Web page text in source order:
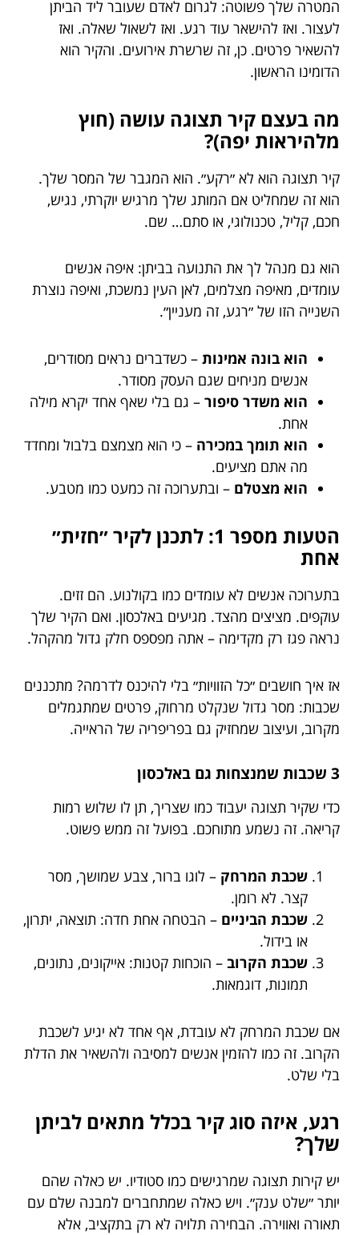
המטרה שלך פשוטה: לגרום לאדם שעובר ליד הביתן
לעצור. ואז להישאר עוד רגע. ואז לשאול שאלה. ואז
להשאיר פרטים. כן, זה שרשרת אירועים. והקיר הוא
הדומינו הראשון.
מה בעצם קיר תצוגה עושה (חוץ
מלהיראות יפה)?
קיר תצוגה הוא לא ״רקע״. הוא המגבר של המסר שלך.
הוא זה שמחליט אם המותג שלך מרגיש יוקרתי, נגיש,
חכם, קליל, טכנולוגי, או סתם… שם.
הוא גם מנהל לך את התנועה בביתן: איפה אנשים
עומדים, מאיפה מצלמים, לאן העין נמשכת, ואיפה נוצרת
השנייה הזו של ״רגע, זה מעניין״.
הוא בונה אמינות – כשדברים נראים מסודרים,
אנשים מניחים שגם העסק מסודר.
הוא משדר סיפור – גם בלי שאף אחד יקרא מילה
אחת.
הוא תומך במכירה – כי הוא מצמצם בלבול ומחדד
מה אתם מציעים.
הוא מצטלם – ובתערוכה זה כמעט כמו מטבע.
הטעות מספר 1: לתכנן לקיר ״חזית״
אחת
בתערוכה אנשים לא עומדים כמו בקולנוע. הם זזים.
עוקפים. מציצים מהצד. מגיעים באלכסון. ואם הקיר שלך
נראה פגז רק מקדימה – אתה מפספס חלק גדול מהקהל.
אז איך חושבים ״כל הזוויות״ בלי להיכנס לדרמה? מתכננים
שכבות: מסר גדול שנקלט מרחוק, פרטים שמתגמלים
מקרוב, ועיצוב שמחזיק גם בפריפריה של הראייה.
3 שכבות שמנצחות גם באלכסון
כדי שקיר תצוגה יעבוד כמו שצריך, תן לו שלוש רמות
קריאה. זה נשמע מתוחכם. בפועל זה ממש פשוט.
שכבת המרחק – לוגו ברור, צבע שמושך, מסר
קצר. לא רומן.
שכבת הביניים – הבטחה אחת חדה: תוצאה, יתרון,
או בידול.
שכבת הקרוב – הוכחות קטנות: אייקונים, נתונים,
תמונות, דוגמאות.
אם שכבת המרחק לא עובדת, אף אחד לא יגיע לשכבת
הקרוב. זה כמו להזמין אנשים למסיבה ולהשאיר את הדלת
בלי שלט.
רגע, איזה סוג קיר בכלל מתאים לביתן
שלך?
יש קירות תצוגה שמרגישים כמו סטודיו. יש כאלה שהם
יותר ״שלט ענק״. ויש כאלה שמתחברים למבנה שלם עם
תאורה ואווירה. הבחירה תלויה לא רק בתקציב, אלא